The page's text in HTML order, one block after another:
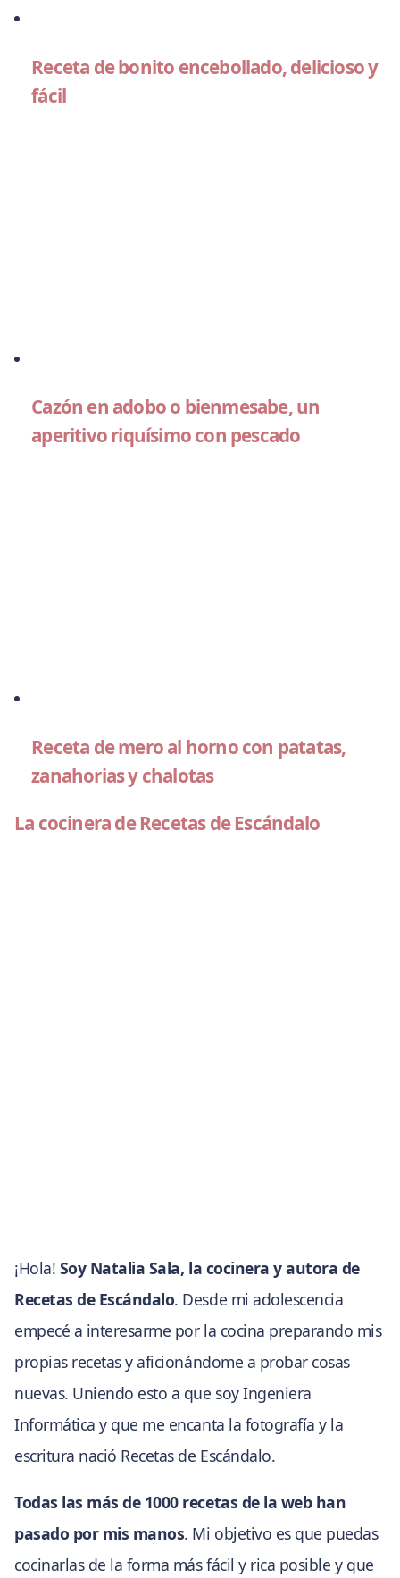
Receta de bonito encebollado, delicioso y
fácil
Cazón en adobo o bienmesabe, un
aperitivo riquísimo con pescado
Receta de mero al horno con patatas,
zanahorias y chalotas
La cocinera de Recetas de Escándalo
¡Hola! Soy Natalia Sala, la cocinera y autora de
Recetas de Escándalo. Desde mi adolescencia
empecé a interesarme por la cocina preparando mis
propias recetas y aficionándome a probar cosas
nuevas. Uniendo esto a que soy Ingeniera
Informática y que me encanta la fotografía y la
escritura nació Recetas de Escándalo.
Todas las más de 1000 recetas de la web han
pasado por mis manos. Mi objetivo es que puedas
cocinarlas de la forma más fácil y rica posible y que